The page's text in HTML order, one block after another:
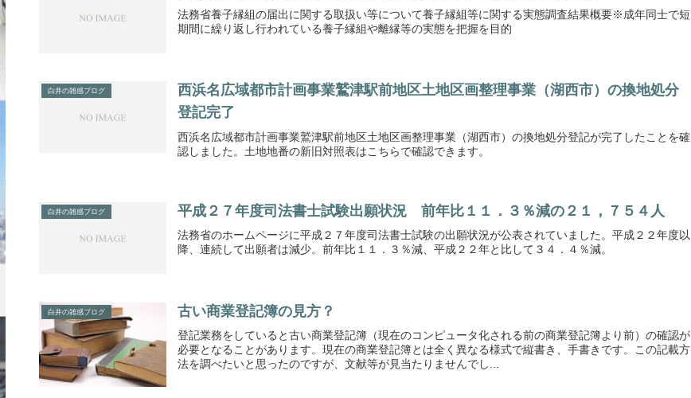
法務省養子縁組の届出に関する取扱い等について養子縁組等に関する実態調査結果概要※成年同士で短
期間に繰り返し行われている養子縁組や離縁等の実態を把握を目的
白井の雑感ブログ
西浜名広域都市計画事業鷲津駅前地区土地区画整理事業（湖西市）の換地処分
登記完了
西浜名広域都市計画事業鷲津駅前地区土地区画整理事業（湖西市）の換地処分登記が完了したことを確
認しました。土地地番の新旧対照表はこちらで確認できます。
白井の雑感ブログ 平成２７年度司法書士試験出願状況 前年比１１．３％減の２１，７５４人
法務省のホームページに平成２７年度司法書士試験の出願状況が公表されていました。平成２２年度以
降、連続して出願者は減少。前年比１１．３％減、平成２２年と比して３４．４％減。
白井の雑感ブログ 古い商業登記簿の見方？
登記業務をしていると古い商業登記簿（現在のコンピュータ化される前の商業登記簿より前）の確認が
必要となることがあります。現在の商業登記簿とは全く異なる様式で縦書き、手書きです。この記載方
法を調べたいと思ったのですが、文献等が見当たりませんでし...